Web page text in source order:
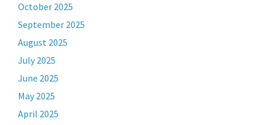
October 2025
September 2025
August 2025
July 2025
June 2025
May 2025
April 2025